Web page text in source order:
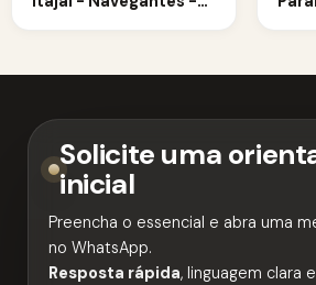
Solicite uma
inicial
Preencha o essencial e abra uma
no WhatsApp.
Resposta rápida, linguagem clara e